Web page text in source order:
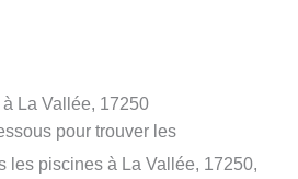
La Vallée, 17250
pour trouver les
les piscines à La Vallée, 17250,